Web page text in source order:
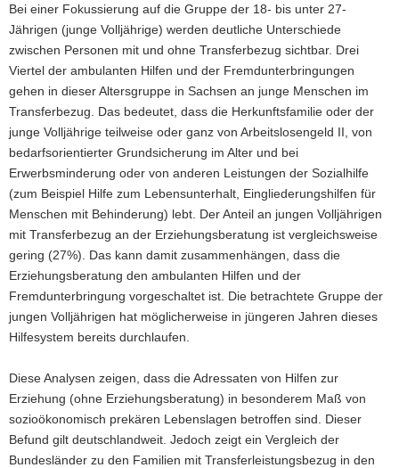
Bei einer Fokussierung auf die Gruppe der 18- bis unter 27-
Jährigen (junge Volljährige) werden deutliche Unterschiede
zwischen Personen mit und ohne Transferbezug sichtbar. Drei
Viertel der ambulanten Hilfen und der Fremdunterbringungen
gehen in dieser Altersgruppe in Sachsen an junge Menschen im
Transferbezug. Das bedeutet, dass die Herkunftsfamilie oder der
junge Volljährige teilweise oder ganz von Arbeitslosengeld II, von
bedarfsorientierter Grundsicherung im Alter und bei
Erwerbsminderung oder von anderen Leistungen der Sozialhilfe
(zum Beispiel Hilfe zum Lebensunterhalt, Eingliederungshilfen für
Menschen mit Behinderung) lebt. Der Anteil an jungen Volljährigen
mit Transferbezug an der Erziehungsberatung ist vergleichsweise
gering (27%). Das kann damit zusammenhängen, dass die
Erziehungsberatung den ambulanten Hilfen und der
Fremdunterbringung vorgeschaltet ist. Die betrachtete Gruppe der
jungen Volljährigen hat möglicherweise in jüngeren Jahren dieses
Hilfesystem bereits durchlaufen.
Diese Analysen zeigen, dass die Adressaten von Hilfen zur
Erziehung (ohne Erziehungsbe­ratung) in besonderem Maß von
sozioökonomisch prekären Lebenslagen betroffen sind. Dieser
Befund gilt deutschlandweit. Jedoch zeigt ein Vergleich der
Bundesländer zu den Familien mit Transferleistungsbezug in den